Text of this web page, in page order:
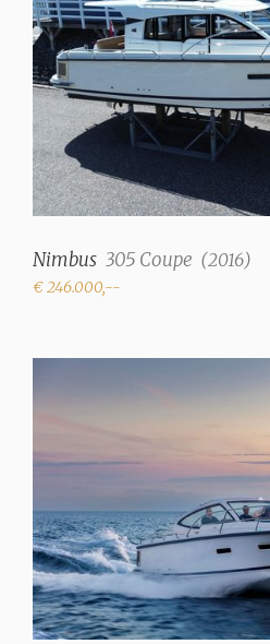
Nimbus 305 Coupe (2016)
€ 246.000,--